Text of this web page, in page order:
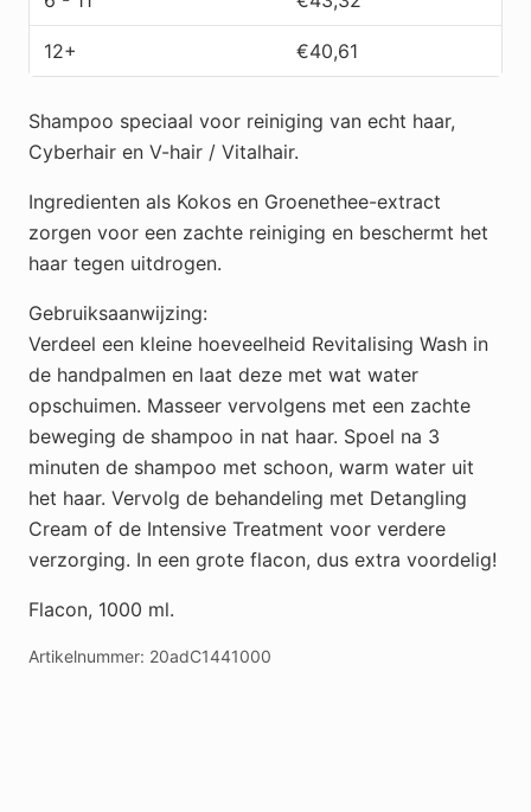
12+ €40,61
Shampoo speciaal voor reiniging van echt haar,
Cyberhair en V-hair / Vitalhair.
Ingredienten als Kokos en Groenethee-extract
zorgen voor een zachte reiniging en beschermt het
haar tegen uitdrogen.
Gebruiksaanwijzing:
Verdeel een kleine hoeveelheid Revitalising Wash in
de handpalmen en laat deze met wat water
opschuimen. Masseer vervolgens met een zachte
beweging de shampoo in nat haar. Spoel na 3
minuten de shampoo met schoon, warm water uit
het haar. Vervolg de behandeling met Detangling
Cream of de Intensive Treatment voor verdere
verzorging. In een grote flacon, dus extra voordelig!
Flacon, 1000 ml.
Artikelnummer: 20adC1441000